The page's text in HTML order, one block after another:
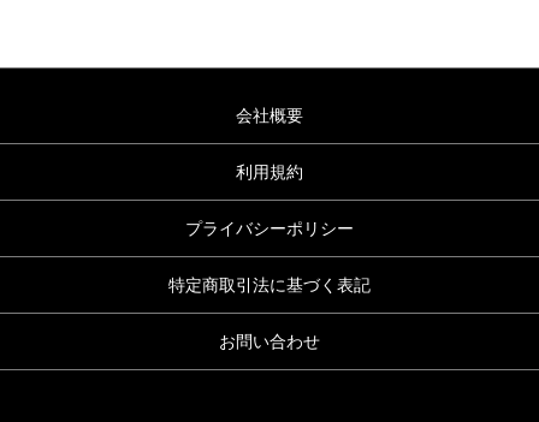
会社概要
利用規約
プライバシーポリシー
特定商取引法に基づく表記
お問い合わせ